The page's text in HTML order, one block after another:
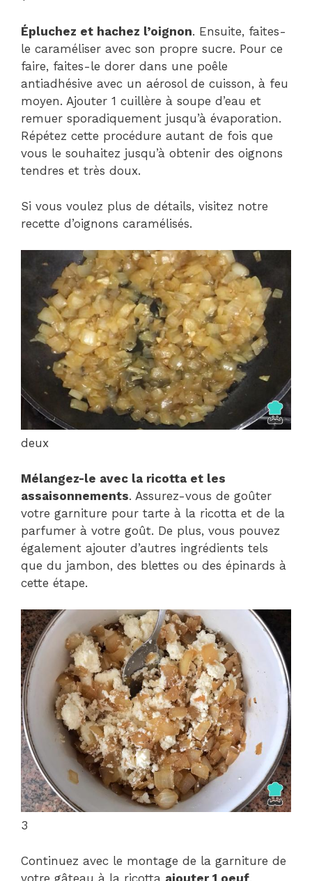
Épluchez et hachez l’oignon. Ensuite, faites-
le caraméliser avec son propre sucre. Pour ce
faire, faites-le dorer dans une poêle
antiadhésive avec un aérosol de cuisson, à feu
moyen. Ajouter 1 cuillère à soupe d’eau et
remuer sporadiquement jusqu’à évaporation.
Répétez cette procédure autant de fois que
vous le souhaitez jusqu’à obtenir des oignons
tendres et très doux.
Si vous voulez plus de détails, visitez notre
recette d’oignons caramélisés.
deux
Mélangez-le avec la ricotta et les
assaisonnements. Assurez-vous de goûter
votre garniture pour tarte à la ricotta et de la
parfumer à votre goût. De plus, vous pouvez
également ajouter d’autres ingrédients tels
que du jambon, des blettes ou des épinards à
cette étape.
3
Continuez avec le montage de la garniture de
votre gâteau à la ricotta ajouter 1 oeuf